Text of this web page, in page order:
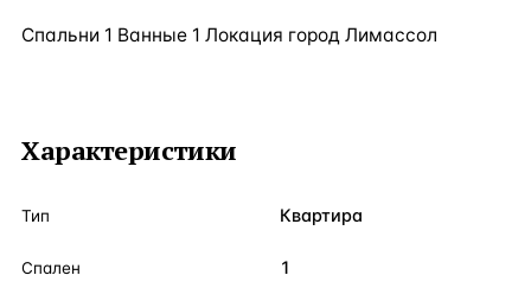
Спальни 1 Ванные 1 Локация город Лимассол
Характеристики
Тип Квартира
Спален 1